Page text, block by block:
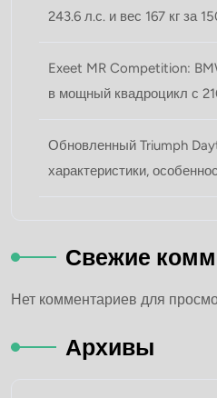
243.6 л.с. и вес 167 кг за
Exeet MR Competition:
в мощный квадроцикл с
Обновленный Triumph
характеристики,
Свежие
Нет комментариев для
Архивы